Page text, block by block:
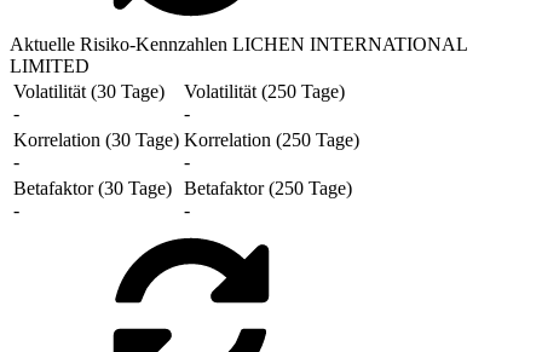
Aktuelle Risiko-Kennzahlen LICHEN INTERNATIONAL
LIMITED
Volatilität (30 Tage)
-
Volatilität (250 Tage)
-
Korrelation (30 Tage)
-
Korrelation (250 Tage)
-
Betafaktor (30 Tage)
-
Betafaktor (250 Tage)
-